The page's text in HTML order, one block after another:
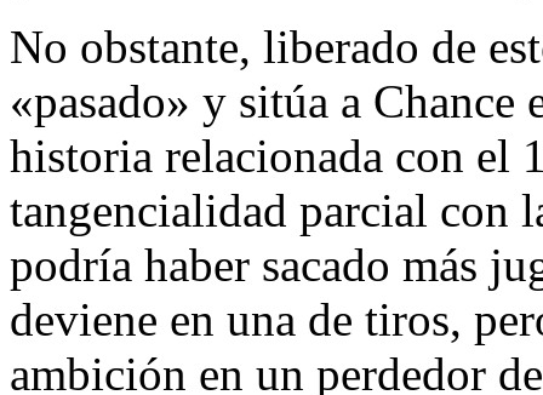
No obstante, liberado de
«pasado» y sitúa a Chance
historia relacionada con el
tangencialidad parcial con
podría haber sacado más
deviene en una de tiros,
ambición en un perdedor